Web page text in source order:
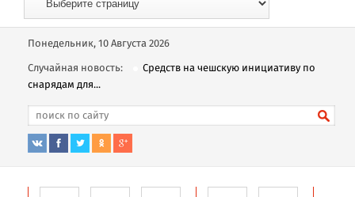
Понедельник, 10 Августа 2026
Случайная новость:
Средств на чешскую инициативу по
снарядам для...